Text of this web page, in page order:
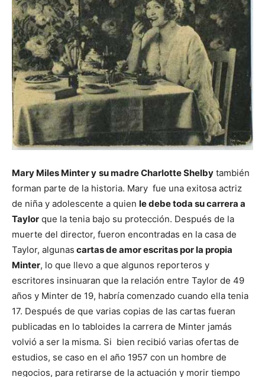
Mary Miles Minter y su madre Charlotte Shelby también
forman parte de la historia. Mary fue una exitosa actriz
de niña y adolescente a quien le debe toda su carrera a
Taylor que la tenia bajo su protección. Después de la
muerte del director, fueron encontradas en la casa de
Taylor, algunas cartas de amor escritas por la propia
Minter, lo que llevo a que algunos reporteros y
escritores insinuaran que la relación entre Taylor de 49
años y Minter de 19, habría comenzado cuando ella tenia
17. Después de que varias copias de las cartas fueran
publicadas en lo tabloides la carrera de Minter jamás
volvió a ser la misma. Si bien recibió varias ofertas de
estudios, se caso en el año 1957 con un hombre de
negocios, para retirarse de la actuación y morir tiempo